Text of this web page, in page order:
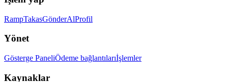
RampTakasGönderAlProfil
Yönet
Gösterge PaneliÖdeme bağlantılarıİşlemler
Kaynaklar